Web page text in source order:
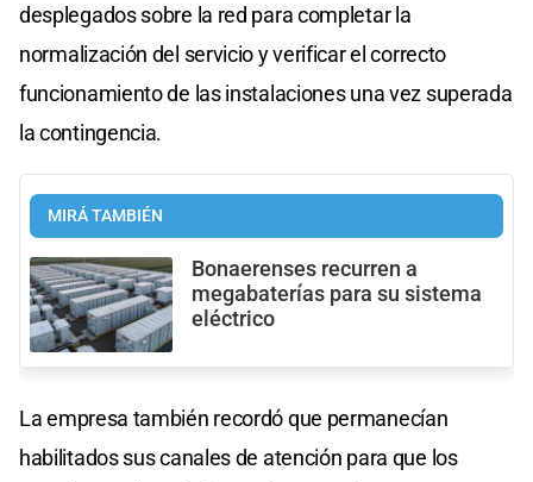
desplegados sobre la red para completar la
normalización del servicio y verificar el correcto
funcionamiento de las instalaciones una vez superada
la contingencia.
MIRÁ TAMBIÉN
Bonaerenses recurren a
megabaterías para su sistema
eléctrico
La empresa también recordó que permanecían
habilitados sus canales de atención para que los